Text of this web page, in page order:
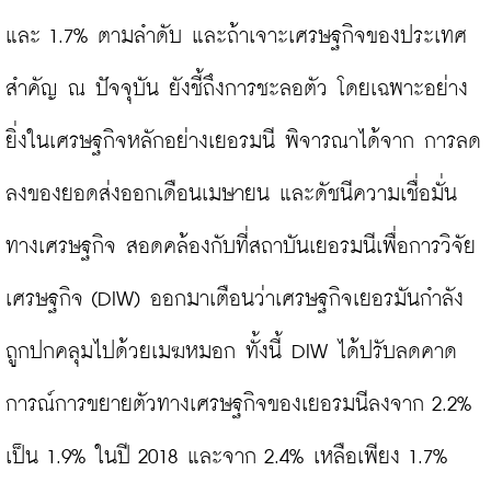
และ 1.7% ตามลำดับ และถ้าเจาะเศรษฐกิจของประเทศ
สำคัญ ณ ปัจจุบัน ยังชี้ถึงการชะลอตัว โดยเฉพาะอย่าง
ยิ่งในเศรษฐกิจหลักอย่างเยอรมนี พิจารณาได้จาก การลด
ลงของยอดส่งออกเดือนเมษายน และดัชนีความเชื่อมั่น
ทางเศรษฐกิจ สอดคล้องกับที่สถาบันเยอรมนีเพื่อการวิจัย
เศรษฐกิจ (DIW) ออกมาเตือนว่าเศรษฐกิจเยอรมันกำลัง
ถูกปกคลุมไปด้วยเมฆหมอก ทั้งนี้ DIW ได้ปรับลดคาด
การณ์การขยายตัวทางเศรษฐกิจของเยอรมนีลงจาก 2.2%
เป็น 1.9% ในปี 2018 และจาก 2.4% เหลือเพียง 1.7%